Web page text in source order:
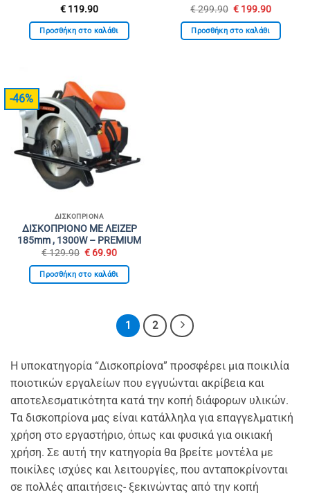
€ 119.90
Προσθήκη στο καλάθι
€299.90 Original
was:
€ 299.90.
€ 199.90Η
τιμή
είναι:
Προσθήκη στο καλάθι
-46%
ΔΙΣΚΟΠΡΊΟΝΑ
ΔΙΣΚΟΠΡΙΟΝΟ ΜΕ ΛΕΙΖΕΡ
185mm , 1300W – PREMIUM
€129.90 Original
was:
€ 129.90.
€ 69.90Η
τιμή
είναι:
Προσθήκη στο καλάθι
1 2
Η υποκατηγορία “Δισκοπρίονα” προσφέρει μια ποικιλία
ποιοτικών εργαλείων που εγγυώνται ακρίβεια και
αποτελεσματικότητα κατά την κοπή διάφορων υλικών.
Τα δισκοπρίονα μας είναι κατάλληλα για επαγγελματική
χρήση στο εργαστήριο, όπως και φυσικά για οικιακή
χρήση. Σε αυτή την κατηγορία θα βρείτε μοντέλα με
ποικίλες ισχύες και λειτουργίες, που ανταποκρίνονται
σε πολλές απαιτήσεις- ξεκινώντας από την κοπή